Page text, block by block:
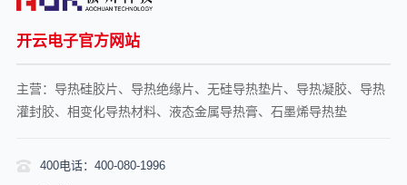
开云电子官方网站
主营：导热硅胶片、导热绝缘片、无硅导热垫片、导热凝胶、导热
灌封胶、相变化导热材料、液态金属导热膏、石墨烯导热垫
400电话：400-080-1996